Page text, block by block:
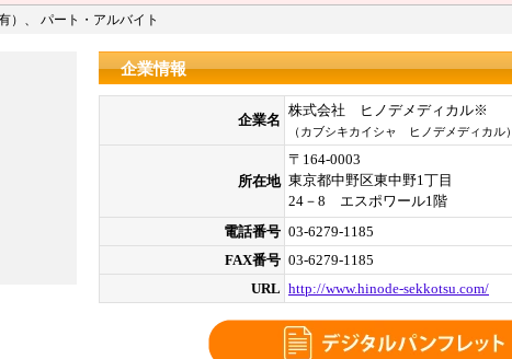
）、 パート・アルバイト
企業情報
企業名
株式会社 ヒノデメディカル※
（カブシキカイシャ ヒノデメディカル）
所在地
〒164-0003
東京都中野区東中野1丁目
24－8 エスポワール1階
電話番号 03-6279-1185
FAX番号 03-6279-1185
URL http://www.hinode-sekkotsu.com/